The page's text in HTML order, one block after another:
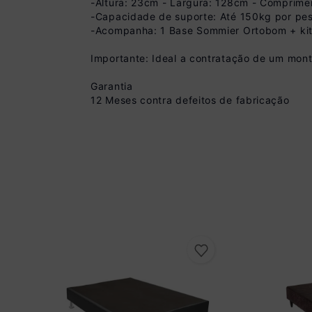
-Altura: 23cm - Largura: 128cm -
-Capacidade de suporte: Até 150kg por
-Acompanha: 1 Base Sommier Ortobom + kit
Importante: Ideal a contratação de um
Garantia
12 Meses contra defeitos de fabricação